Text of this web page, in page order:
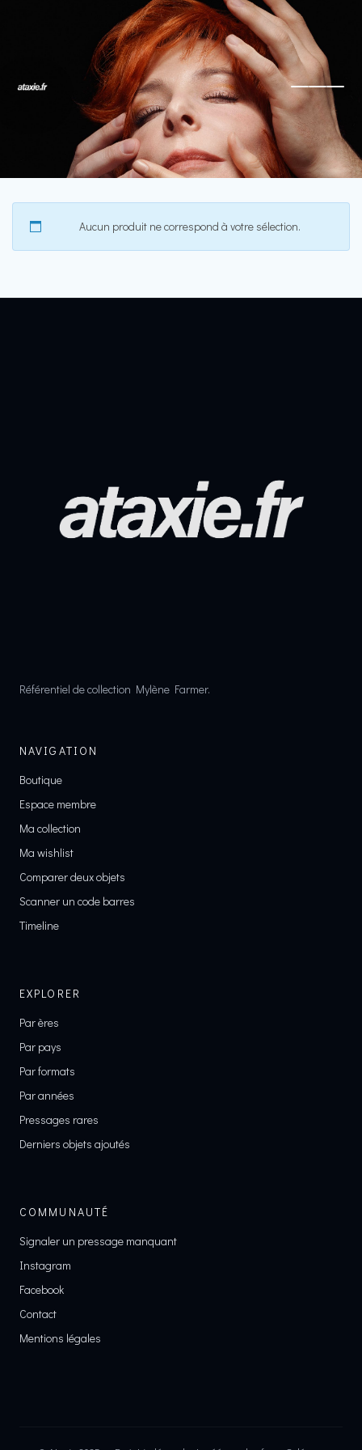
Aucun produit ne correspond à votre sélection.
Référentiel de collection Mylène Farmer.
NAVIGATION
Boutique
Espace membre
Ma collection
Ma wishlist
Comparer deux objets
Scanner un code barres
Timeline
EXPLORER
Par ères
Par pays
Par formats
Par années
Pressages rares
Derniers objets ajoutés
COMMUNAUTÉ
Signaler un pressage manquant
Instagram
Facebook
Contact
Mentions légales